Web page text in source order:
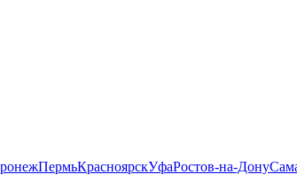
ПермьКрасноярскУфаРостов-на-Дону